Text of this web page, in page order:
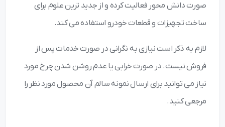
صورت دانش محور فعالیت کرده و از جدید ترین علوم برای
ساخت تجهیزات و قطعات خودرو استفاده می کند.
لازم به ذکر است نیازی به نگرانی در صورت خدمات پس از
فروش نیست. در صورت خرابی یا عدم روشن شدن چرخ مورد
نیاز می توانید برای ارسال نمونه سالم آن محصول مورد نظر را
مرجعی کنید.